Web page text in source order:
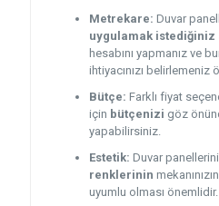
Metrekare: Duvar
uygulamak istediğiniz
hesabını yapmanız ve
ihtiyacınızı belirlemeniz
Bütçe: Farklı fiyat
için bütçenizi göz
yapabilirsiniz.
Estetik: Duvar
renklerinin
uyumlu olması önemlidir.